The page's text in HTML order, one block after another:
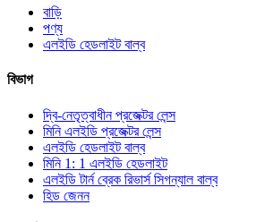
বাড়ি
পণ্য
এলইডি হেডলাইট বাল্ব
বিভাগ
দ্বি-নেতৃত্বাধীন প্রজেক্টর লেন্স
মিনি এলইডি প্রজেক্টর লেন্স
এলইডি হেডলাইট বাল্ব
মিনি 1: 1 এলইডি হেডলাইট
এলইডি টার্ন ব্রেক রিভার্স সিগন্যাল বাল্ব
হিড জেনন